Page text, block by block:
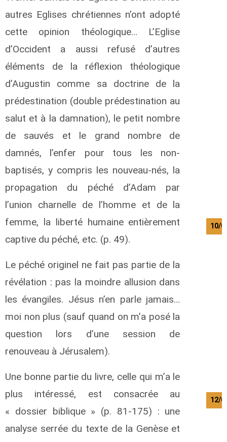
autres Eglises chrétiennes n’ont adopté
cette opinion théologique… L’Eglise
d’Occident a aussi refusé d’autres
éléments de la réflexion théologique
d’Augustin comme sa doctrine de la
prédestination (double prédestination au
salut et à la damnation), le petit nombre
de sauvés et le grand nombre de
damnés, l’enfer pour tous les non-
baptisés, y compris les nouveau-nés, la
propagation du péché d’Adam par
l’union charnelle de l’homme et de la
femme, la liberté humaine entièrement
captive du péché, etc. (p. 49).
Le péché originel ne fait pas partie de la
révélation : pas la moindre allusion dans
les évangiles. Jésus n’en parle jamais…
moi non plus (sauf quand on m’a posé la
question lors d’une session de
renouveau à Jérusalem).
Une bonne partie du livre, celle qui m’a le
plus intéressé, est consacrée au
« dossier biblique » (p. 81-175) : une
analyse serrée du texte de la Genèse et
10/
12/